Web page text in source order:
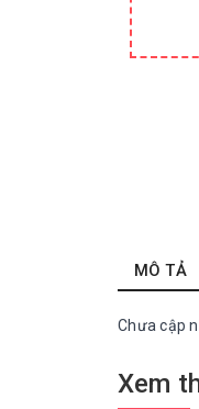
MÔ TẢ
Chưa cập
Xem